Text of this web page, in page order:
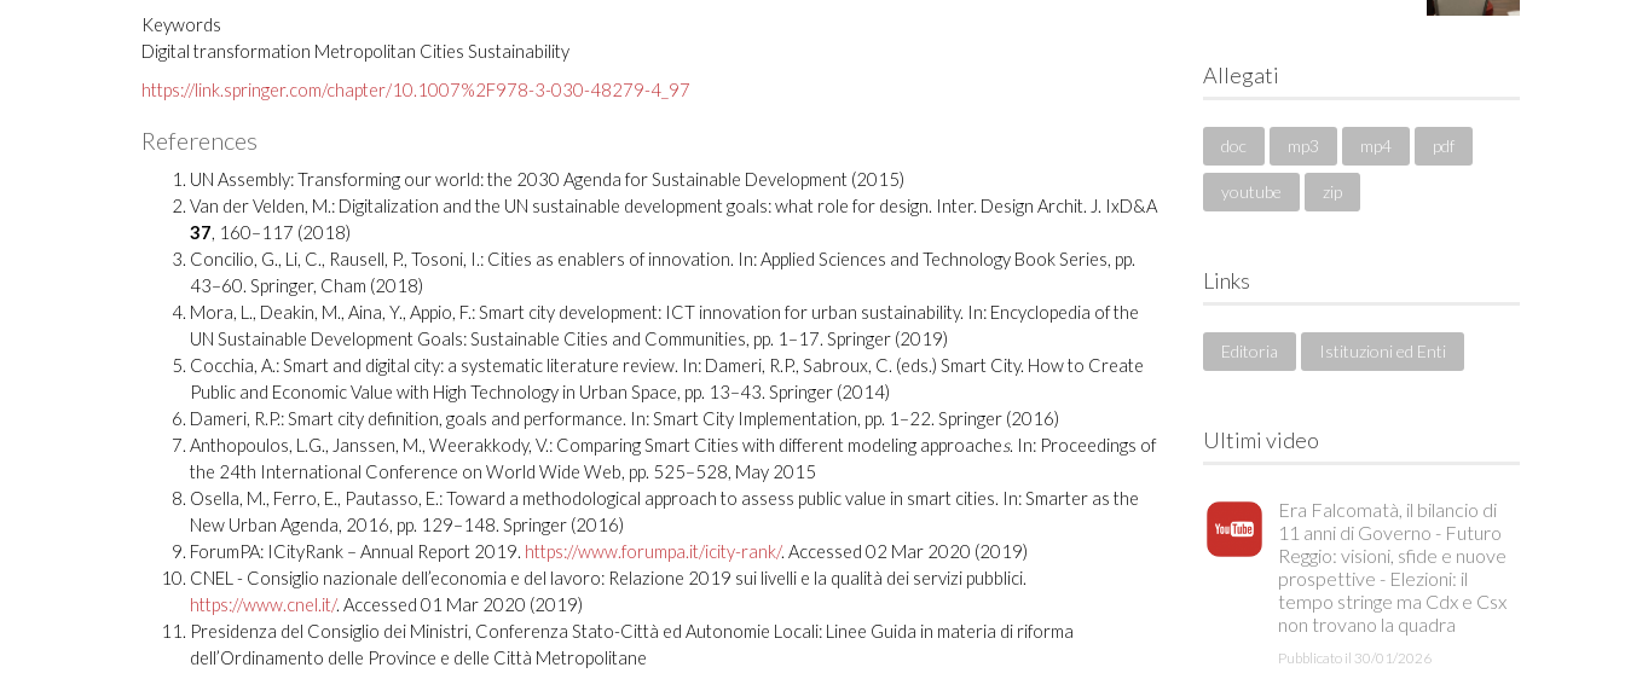
Keywords
Digital transformation Metropolitan Cities Sustainability
https://link.springer.com/chapter/10.1007%2F978-3-030-48279-4_97
References
UN Assembly: Transforming our world: the 2030 Agenda for Sustainable Development (2015)
Van der Velden, M.: Digitalization and the UN sustainable development goals: what role for design. Inter. Design Archit. J. IxD&A
37, 160–117 (2018)
Concilio, G., Li, C., Rausell, P., Tosoni, I.: Cities as enablers of innovation. In: Applied Sciences and Technology Book Series, pp.
43–60. Springer, Cham (2018)
Mora, L., Deakin, M., Aina, Y., Appio, F.: Smart city development: ICT innovation for urban sustainability. In: Encyclopedia of the
UN Sustainable Development Goals: Sustainable Cities and Communities, pp. 1–17. Springer (2019)
Cocchia, A.: Smart and digital city: a systematic literature review. In: Dameri, R.P., Sabroux, C. (eds.) Smart City. How to Create
Public and Economic Value with High Technology in Urban Space, pp. 13–43. Springer (2014)
Dameri, R.P.: Smart city definition, goals and performance. In: Smart City Implementation, pp. 1–22. Springer (2016)
Anthopoulos, L.G., Janssen, M., Weerakkody, V.: Comparing Smart Cities with different modeling approaches. In: Proceedings of
the 24th International Conference on World Wide Web, pp. 525–528, May 2015
Osella, M., Ferro, E., Pautasso, E.: Toward a methodological approach to assess public value in smart cities. In: Smarter as the
New Urban Agenda, 2016, pp. 129–148. Springer (2016)
ForumPA: ICityRank – Annual Report 2019. https://www.forumpa.it/icity-rank/. Accessed 02 Mar 2020 (2019)
CNEL - Consiglio nazionale dell’economia e del lavoro: Relazione 2019 sui livelli e la qualità dei servizi pubblici.
https://www.cnel.it/. Accessed 01 Mar 2020 (2019)
Presidenza del Consiglio dei Ministri, Conferenza Stato-Città ed Autonomie Locali: Linee Guida in materia di riforma
dell’Ordinamento delle Province e delle Città Metropolitane
Allegati
doc mp3 mp4 pdf
youtube zip
Links
Editoria Istituzioni ed Enti
Ultimi video
Era Falcomatà, il bilancio di
11 anni di Governo - Futuro
Reggio: visioni, sfide e nuove
prospettive - Elezioni: il
tempo stringe ma Cdx e Csx
non trovano la quadra
Pubblicato il 30/01/2026